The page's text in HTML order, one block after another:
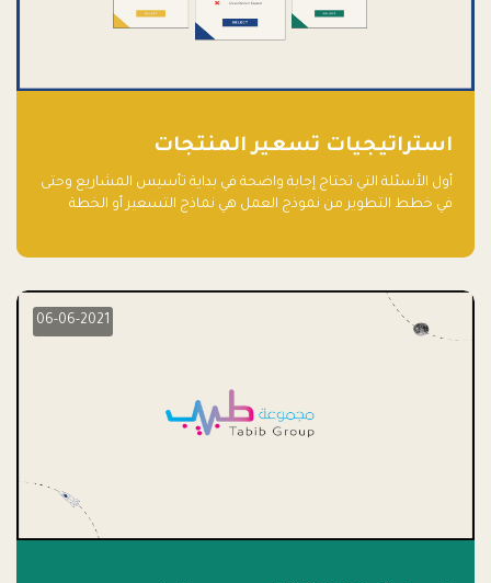
استراتيجيات تسعير المنتجات
أول الأسئلة التي تحتاج إجابة واضحة في بداية تأسيس المشاريع وحتى
في خطط التطوير من نموذج العمل هي نماذج التسعير أو الخطة
06-06-2021